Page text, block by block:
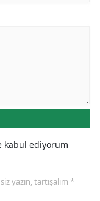
kabul ediyorum
yazın, tartışalım *